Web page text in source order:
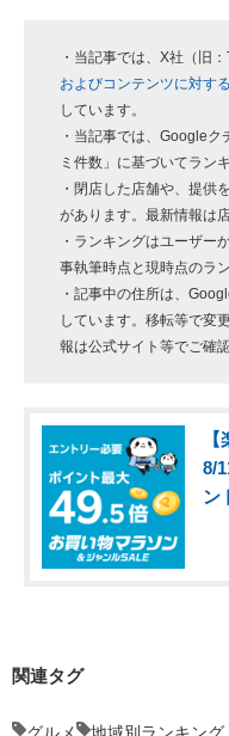
・当記事では、X社（旧
およびコンテンツに対す
しています。
・当記事では、Google
ミ件数」に基づいてラン
・閉店した店舗や、提供
があります。最新情報は
・ランキングはユーザー
事執筆時点と現時点のラ
・記事中の住所は、
しています。移転等で変
報は公式サイト等でご確
8/
ン
関連タグ